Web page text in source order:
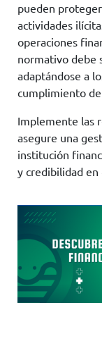
pueden
actividades
operaciones
normativo debe
adaptándose a
cumplimiento
Implemente las
asegure una
institución
y credibilidad en